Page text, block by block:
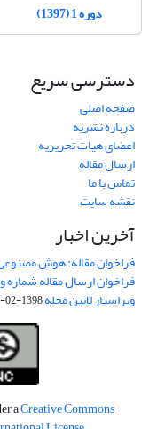
دوره 1 (1397)
دسترسی سریع
صفحه اصلی
درباره نشریه
اعضای هیات تحریریه
ارسال مقاله
تماس با ما
نقشه سایت
آخرین اخبار
فراخوان مقاله: هوش
فراخوان ارسال مقاله شماره
ویراستار لاتین مجله1398-02-30
aCreative Commons